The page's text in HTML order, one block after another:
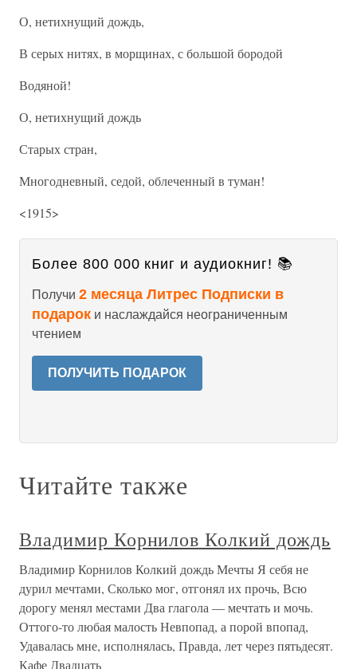
О, нетихнущий дождь,
В серых нитях, в морщинах, с большой бородой
Водяной!
О, нетихнущий дождь
Старых стран,
Многодневный, седой, облеченный в туман!
<1915>
Более 800 000 книг и аудиокниг! 📚
Получи 2 месяца Литрес Подписки в
подарок и наслаждайся неограниченным
чтением
ПОЛУЧИТЬ ПОДАРОК
Читайте также
Владимир Корнилов Колкий дождь
Владимир Корнилов Колкий дождь Мечты Я себя не
дурил мечтами, Сколько мог, отгонял их прочь, Всю
дорогу менял местами Два глагола — мечтать и мочь.
Оттого-то любая малость Невпопад, а порой впопад,
Удавалась мне, исполнялась, Правда, лет через пятьдесят.
Кафе Двадцать